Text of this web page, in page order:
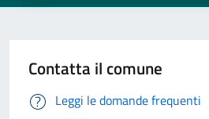
Contatta il comune
Leggi le domande frequenti